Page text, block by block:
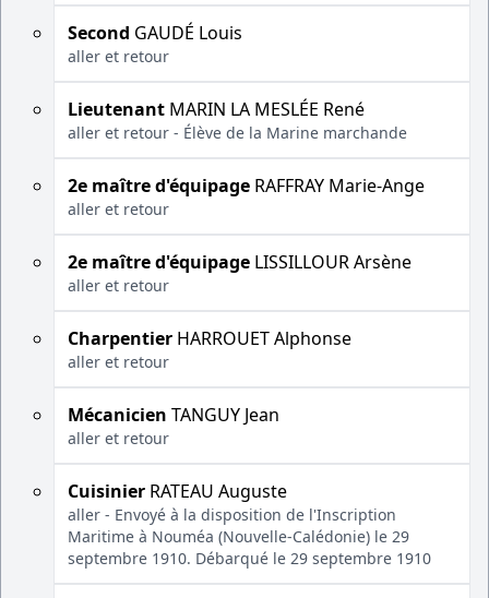
Second GAUDÉ Louis
aller et retour
Lieutenant MARIN LA MESLÉE René
aller et retour - Élève de la Marine marchande
2e maître d'équipage RAFFRAY Marie-Ange
aller et retour
2e maître d'équipage LISSILLOUR Arsène
aller et retour
Charpentier HARROUET Alphonse
aller et retour
Mécanicien TANGUY Jean
aller et retour
Cuisinier RATEAU Auguste
aller - Envoyé à la disposition de l'Inscription
Maritime à Nouméa (Nouvelle-Calédonie) le 29
septembre 1910. Débarqué le 29 septembre 1910